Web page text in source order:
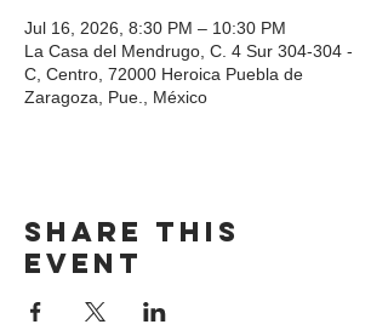
Jul 16, 2026, 8:30 PM – 10:30 PM
La Casa del Mendrugo, C. 4 Sur 304-304 -
C, Centro, 72000 Heroica Puebla de
Zaragoza, Pue., México
Share this
event